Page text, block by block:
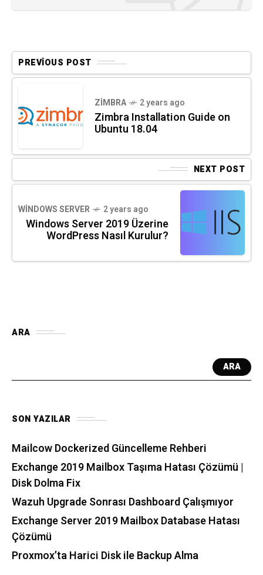
PREVIOUS POST
ZIMBRA 2 years ago
Zimbra Installation Guide on
Ubuntu 18.04
NEXT POST
WINDOWS SERVER 2 years ago
Windows Server 2019 Üzerine
WordPress Nasıl Kurulur?
ARA
ARA
SON YAZILAR
Mailcow Dockerized Güncelleme Rehberi
Exchange 2019 Mailbox Taşıma Hatası Çözümü |
Disk Dolma Fix
Wazuh Upgrade Sonrası Dashboard Çalışmıyor
Exchange Server 2019 Mailbox Database Hatası
Çözümü
Proxmox’ta Harici Disk ile Backup Alma